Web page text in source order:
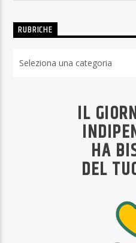
RUBRICHE
IL
HA
DEL